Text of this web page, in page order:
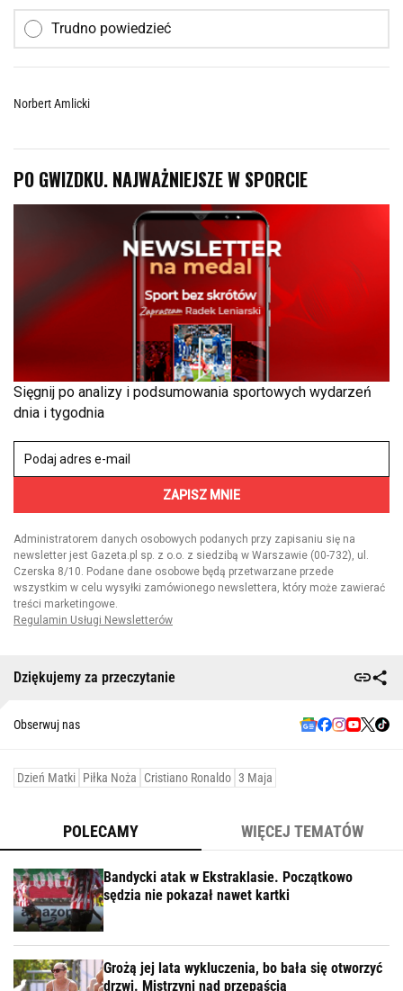
Trudno powiedzieć
Norbert Amlicki
Dziękujemy za przeczytanie
Obserwuj nas
Dzień Matki Piłka Noża Cristiano Ronaldo 3 Maja
POLECAMY WIĘCEJ TEMATÓW
Bandycki atak w Ekstraklasie. Początkowo
sędzia nie pokazał nawet kartki
Grożą jej lata wykluczenia, bo bała się otworzyć
drzwi. Mistrzyni nad przepaścią